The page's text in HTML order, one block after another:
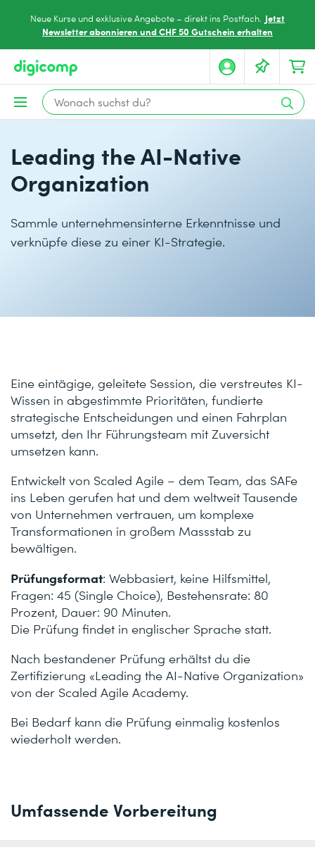
Neue Kurse und exklusive Angebote – direkt ins Postfach. Jetzt
Newsletter abonnieren und CHF 50 Gutschein erhalten
Leading the AI-Native
Organization
Sammle unternehmensinterne Erkenntnisse und
verknüpfe diese zu einer KI-Strategie.
Eine eintägige, geleitete Session, die verstreutes KI-
Wissen in abgestimmte Prioritäten, fundierte
strategische Entscheidungen und einen Fahrplan
umsetzt, den Ihr Führungsteam mit Zuversicht
umsetzen kann.
Entwickelt von Scaled Agile – dem Team, das SAFe
ins Leben gerufen hat und dem weltweit Tausende
von Unternehmen vertrauen, um komplexe
Transformationen in großem Massstab zu
bewältigen.
Prüfungsformat: Webbasiert, keine Hilfsmittel,
Fragen: 45 (Single Choice), Bestehensrate: 80
Prozent, Dauer: 90 Minuten.
Die Prüfung findet in englischer Sprache statt.
Nach bestandener Prüfung erhältst du die
Zertifizierung «Leading the AI-Native Organization»
von der Scaled Agile Academy.
Bei Bedarf kann die Prüfung einmalig kostenlos
wiederholt werden.
Umfassende Vorbereitung